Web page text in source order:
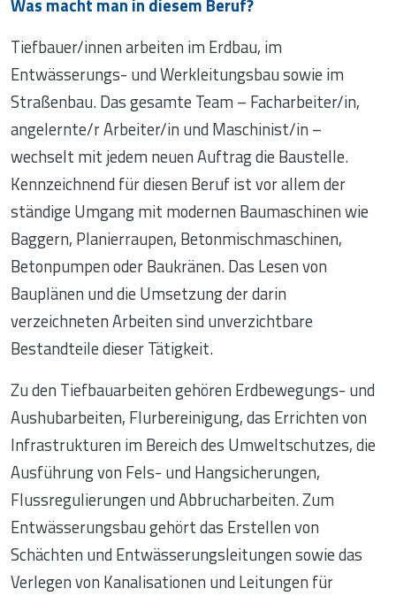
Was macht man in diesem Beruf?
Tiefbauer/innen arbeiten im Erdbau, im
Entwässerungs- und Werkleitungsbau sowie im
Straßenbau. Das gesamte Team – Facharbeiter/in,
angelernte/r Arbeiter/in und Maschinist/in –
wechselt mit jedem neuen Auftrag die Baustelle.
Kennzeichnend für diesen Beruf ist vor allem der
ständige Umgang mit modernen Baumaschinen wie
Baggern, Planierraupen, Betonmischmaschinen,
Betonpumpen oder Baukränen. Das Lesen von
Bauplänen und die Umsetzung der darin
verzeichneten Arbeiten sind unverzichtbare
Bestandteile dieser Tätigkeit.
Zu den Tiefbauarbeiten gehören Erdbewegungs- und
Aushubarbeiten, Flurbereinigung, das Errichten von
Infrastrukturen im Bereich des Umweltschutzes, die
Ausführung von Fels- und Hangsicherungen,
Flussregulierungen und Abbrucharbeiten. Zum
Entwässerungsbau gehört das Erstellen von
Schächten und Entwässerungsleitungen sowie das
Verlegen von Kanalisationen und Leitungen für